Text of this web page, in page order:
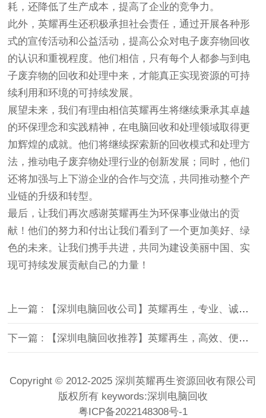
耗，还降低了生产成本，提高了企业的竞争力。
此外，英耀再生还积极承担社会责任，通过开展各种形
式的宣传活动和公益活动，提高公众对电子废弃物回收
的认识和重视程度。他们相信，只有每个人都参与到电
子废弃物的回收和处理中来，才能真正实现资源的可持
续利用和环境的可持续发展。
展望未来，我们有理由相信英耀再生将继续秉承其卓越
的环保理念和实践精神，在电脑回收和处理领域取得更
加辉煌的成就。他们将继续探索新的回收模式和处理方
法，推动电子废弃物处理行业的创新发展；同时，他们
还将加强与上下游企业的合作与交流，共同推动整个产
业链的升级和转型。
最后，让我们再次感谢英耀再生为环保事业做出的贡
献！他们的努力和付出让我们看到了一个更加美好、绿
色的未来。让我们携手共进，共同为建设美丽中国、实
现可持续发展贡献自己的力量！
上一篇 : 【深圳电脑回收公司】英耀再生，专业、诚信、值得信赖
下一篇 : 【深圳电脑回收推荐】英耀再生，高效、便捷的服务体验升级
Copyright © 2012-2025 深圳英耀再生资源回收有限公司
版权所有 keywords:深圳电脑回收
粤ICP备2022148308号-1